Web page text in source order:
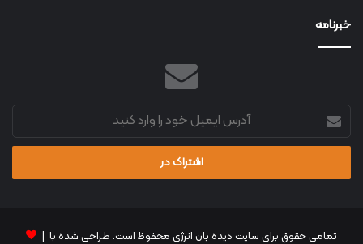
خبرنامه
آدرس
ایمیل
خود
وارد
تمامی حقوق برای سایت دیده بان انرژی محفوظ است. طراحی شده با |